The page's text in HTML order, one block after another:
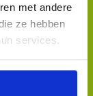
met andere
ze hebben
services.